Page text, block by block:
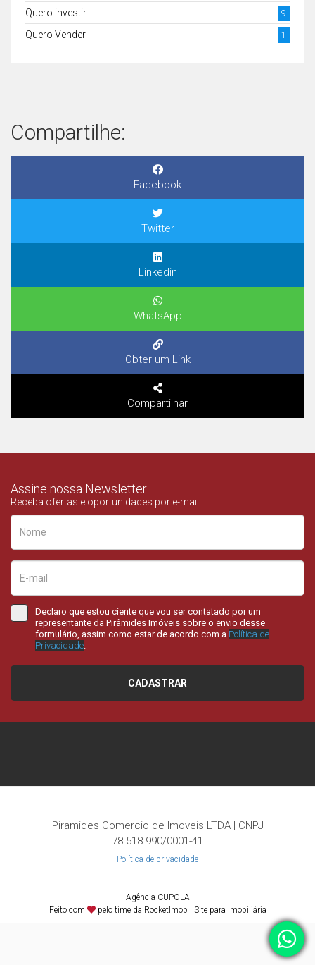
Quero investir 9
Quero Vender 1
Compartilhe:
Facebook
Twitter
Linkedin
WhatsApp
Obter um Link
Compartilhar
Assine nossa Newsletter
Receba ofertas e oportunidades por e-mail
Declaro que estou ciente que vou ser contatado por um
representante da Pirâmides Imóveis sobre o envio desse
formulário, assim como estar de acordo com a Política de
Privacidade
CADASTRAR
Piramides Comercio de Imoveis LTDA | CNPJ
78.518.990/0001-41
Política de privacidade
Agência CUPOLA
Feito com
pelo time da RocketImob | Site para Imobiliária